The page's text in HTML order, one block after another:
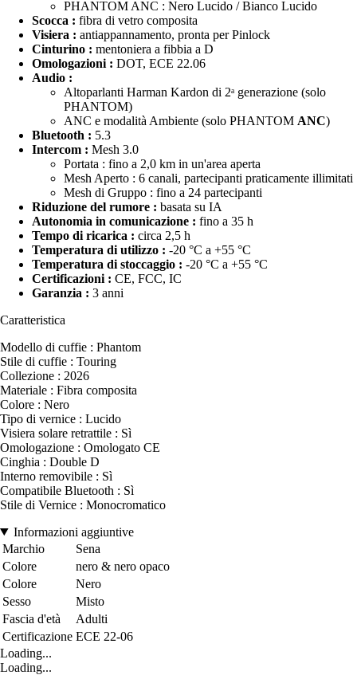
PHANTOM ANC : Nero Lucido / Bianco Lucido
Scocca : fibra di vetro composita
Visiera : antiappannamento, pronta per Pinlock
Cinturino : mentoniera a fibbia a D
Omologazioni : DOT, ECE 22.06
Audio :
Altoparlanti Harman Kardon di 2ᵃ generazione (solo
PHANTOM)
ANC e modalità Ambiente (solo PHANTOM ANC)
Bluetooth : 5.3
Intercom : Mesh 3.0
Portata : fino a 2,0 km in un'area aperta
Mesh Aperto : 6 canali, partecipanti praticamente illimitati
Mesh di Gruppo : fino a 24 partecipanti
Riduzione del rumore : basata su IA
Autonomia in comunicazione : fino a 35 h
Tempo di ricarica : circa 2,5 h
Temperatura di utilizzo : -20 °C a +55 °C
Temperatura di stoccaggio : -20 °C a +55 °C
Certificazioni : CE, FCC, IC
Garanzia : 3 anni
Caratteristica
Modello di cuffie : Phantom
Stile di cuffie : Touring
Collezione : 2026
Materiale : Fibra composita
Colore : Nero
Tipo di vernice : Lucido
Visiera solare retrattile : Sì
Omologazione : Omologato CE
Cinghia : Double D
Interno removibile : Sì
Compatibile Bluetooth : Sì
Stile di Vernice : Monocromatico
Informazioni aggiuntive
Marchio
Sena
Colore
nero & nero opaco
Colore
Nero
Sesso
Misto
Fascia d'età
Adulti
Certificazione ECE 22-06
Loading...
Loading...